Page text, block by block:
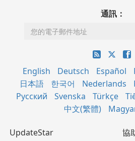
通訊：
English Deutsch Español
日本語
한국어 Nederlands
Русский
Svenska Türkçe
中文(繁體)
UpdateStar
協